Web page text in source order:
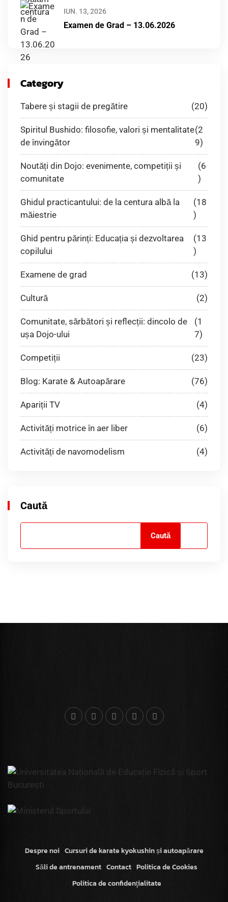
IUN. 13, 2026
Examen de Grad – 13.06.2026
Category
Tabere și stagii de pregătire (20)
Spiritul Bushido: filosofie, valori și mentalitate
de învingător
(2
9)
Noutăți din Dojo: evenimente, competiții și
comunitate
(6
)
Ghidul practicantului: de la centura albă la
măiestrie
(18
)
Ghid pentru părinți: Educația și dezvoltarea
copilului
(13
)
Examene de grad (13)
Cultură (2)
Comunitate, sărbători și reflecții: dincolo de
ușa Dojo-ului
(1
7)
Competiții (23)
Blog: Karate & Autoapărare (76)
Apariții TV (4)
Activități motrice în aer liber (6)
Activități de navomodelism (4)
Caută
Caută
Despre noi Cursuri de karate kyokushin și autoapărare
Săli de antrenament Contact Politica de Cookies
Politica de confidenţialitate